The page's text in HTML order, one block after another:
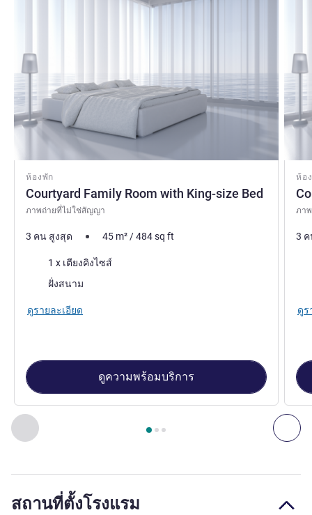
ก่อนหน้า - ห้องพัก ถั
หน้า1 , ห้องพัก 1 : Courtyard Family Room with King-
ห้องพัก
Courtyard Family Room with King-size Bed
ภาพถ่ายที่ไม่ใช่สัญญา
3 คน สูงสุด 45 m²/484sq ft
เครื่องนอน
1 x เตียงคิงไซส์
ฝั่งสนาม
ดูรายละเอียด
ดูความพร้อมบริการ
ห้อ
ภา
3
ดูร
สถานที่ตั้งโรงแรม